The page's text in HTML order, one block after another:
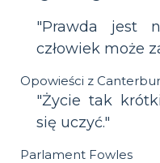
"Prawda jest
człowiek może
Opowieści z
"Życie tak
się uczyć."
Parlament Fowles